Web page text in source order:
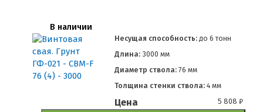
В наличии
Несущая способность: до 6 тонн
Длина:3000 мм
Диаметр ствола:76 мм
Толщина стенки ствола:4 мм
Цена 5 808₽